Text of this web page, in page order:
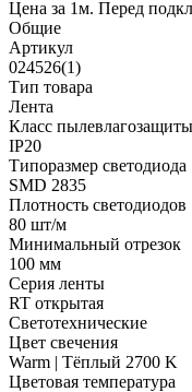
Цена за 1м. Перед
Общие
Артикул
024526(1)
Тип товара
Лента
Класс пылевлагозащиты
IP20
Типоразмер светодиода
SMD 2835
Плотность светодиодов
80 шт/м
Минимальный отрезок
100 мм
Серия ленты
RT открытая
Светотехнические
Цвет свечения
Warm | Тёплый 2700 K
Цветовая температура